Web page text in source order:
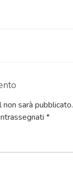
non sarà pubblicato.
*